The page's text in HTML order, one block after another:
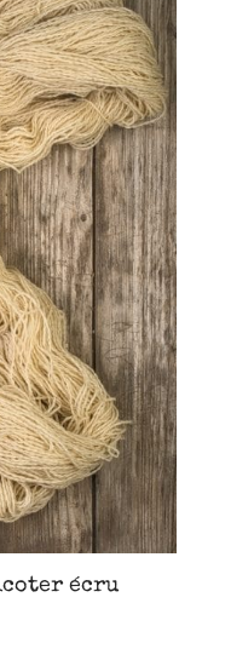
écru